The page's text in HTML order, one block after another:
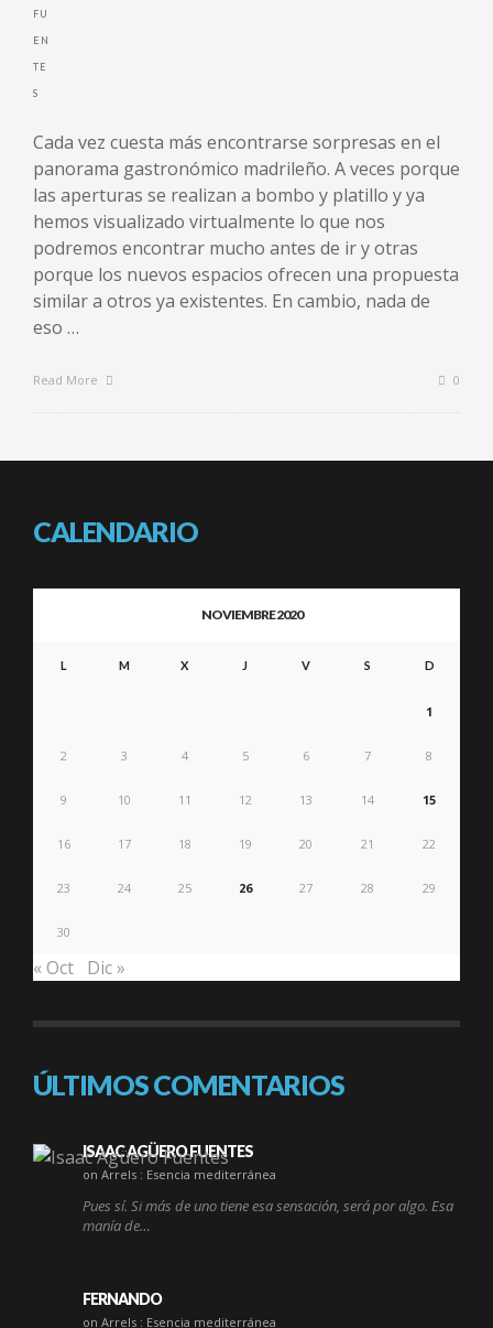
Cada vez cuesta más encontrarse sorpresas en el
panorama gastronómico madrileño. A veces porque
las aperturas se realizan a bombo y platillo y ya
hemos visualizado virtualmente lo que nos
podremos encontrar mucho antes de ir y otras
porque los nuevos espacios ofrecen una propuesta
similar a otros ya existentes. En cambio, nada de
eso …
Read More 0
CALENDARIO
NOVIEMBRE 2020
L M X J V S D
1
2 3 4 5 6 7 8
9 10 11 12 13 14 15
16 17 18 19 20 21 22
23 24 25 26 27 28 29
30
« Oct Dic »
ÚLTIMOS COMENTARIOS
ISAAC AGÜERO FUENTES
on Arrels : Esencia mediterránea
Pues sí. Si más de uno tiene esa sensación, será por algo. Esa
manía de…
FERNANDO
on Arrels : Esencia mediterránea